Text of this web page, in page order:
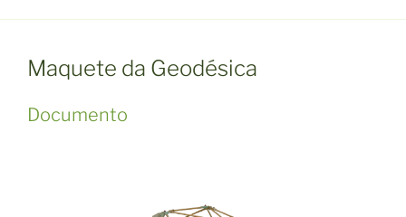
Maquete da Geodésica
Documento